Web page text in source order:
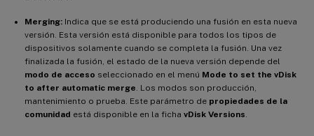
Merging: Indica que se está produciendo una fusión en esta nueva
versión. Esta versión está disponible para todos los tipos de
dispositivos solamente cuando se completa la fusión. Una vez
finalizada la fusión, el estado de la nueva versión depende del
modo de acceso seleccionado en el menú Mode to set the vDisk
to after automatic merge . Los modos son producción,
mantenimiento o prueba. Este parámetro de propiedades de la
comunidad está disponible en la ficha vDisk Versions